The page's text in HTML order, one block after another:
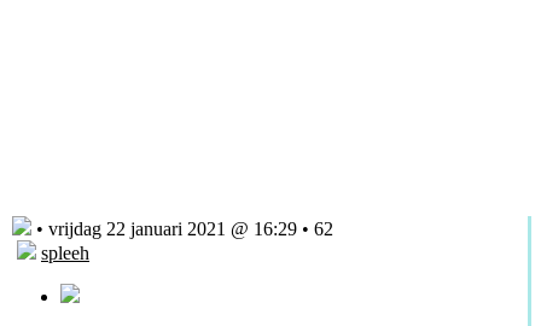
• vrijdag 22 januari 2021 @ 16:29 • 62
spleeh